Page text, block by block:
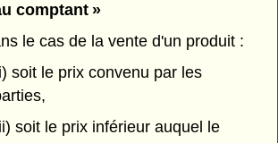
comptant »
le cas de la vente d'un produit :
soit le prix convenu par les
soit le prix inférieur auquel le